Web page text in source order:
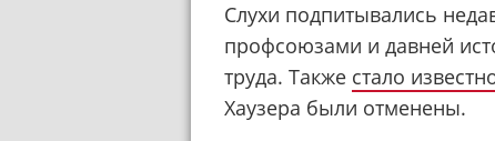
Слухи подпитывались
профсоюзами и давней
труда. Также стало
Хаузера были отменены.